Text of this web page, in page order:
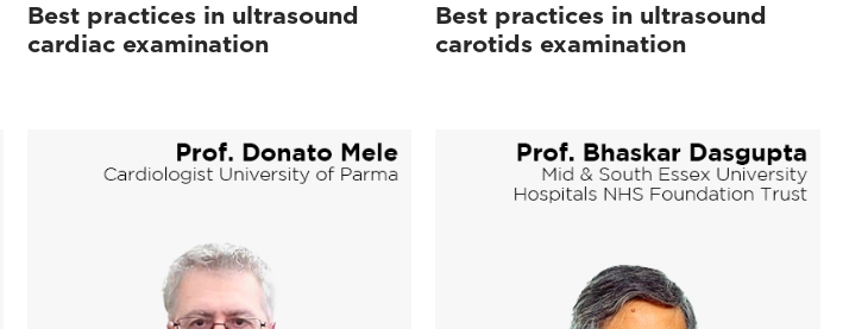
Best practices in ultrasound
cardiac examination
Best practices in ultrasound
carotids examination